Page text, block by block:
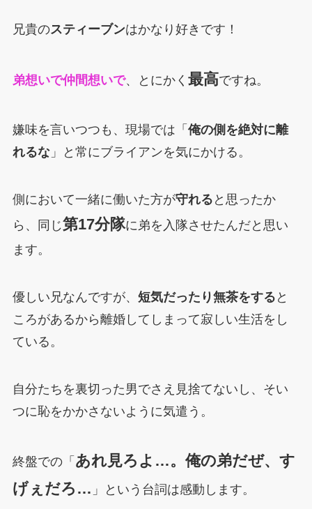
兄貴のスティーブンはかなり好きです！
弟想いで仲間想いで、とにかく 最高ですね。
嫌味を言いつつも、現場では「 俺の側を絶対に離
れるな」と常にブライアンを気にかける。
側において一緒に働いた方が守れる と思ったか
ら、同じ第17分隊に弟を入隊させたんだと思い
ます。
優しい兄なんですが、 短気だったり無茶をする と
ころがあるから離婚してしまって寂しい生活をし
ている。
自分たちを裏切った男でさえ見捨てないし、そい
つに恥をかかさないように気遣う。
終盤での「 あれ見ろよ…。俺の弟だぜ、す
げぇだろ… 」という台詞は感動します。